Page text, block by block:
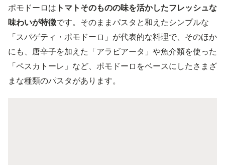
ポモドーロは トマトそのものの味を活かしたフレッシュな
味わいが特徴です。そのままパスタと和えたシンプルな
「スパゲティ・ポモドーロ」が代表的な料理で、そのほか
にも、唐辛子を加えた「アラビアータ」や魚介類を使った
「ペスカトーレ」など、ポモドーロをベースにしたさまざ
まな種類のパスタがあります。